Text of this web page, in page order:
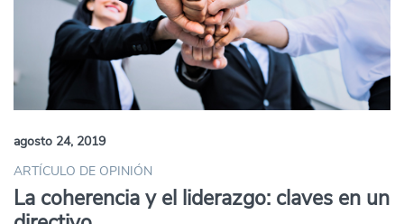
agosto 24, 2019
ARTÍCULO DE OPINIÓN
La coherencia y el liderazgo: claves en un